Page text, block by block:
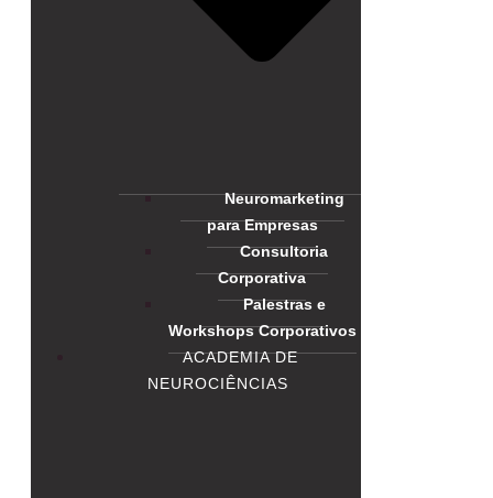
Neuromarketing
para Empresas
Consultoria
Corporativa
Palestras e
Workshops Corporativos
ACADEMIA DE
NEUROCIÊNCIAS